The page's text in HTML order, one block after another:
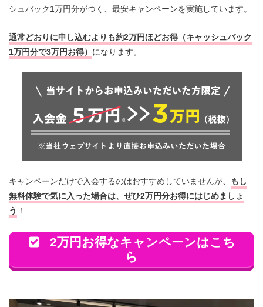
シュバック1万円分がつく、最安キャンペーンを実施しています。
通常どおりに申し込むよりも約2万円ほどお得（キャッシュバック
1万円分で3万円お得） になります。
キャンペーンだけで入会するのはおすすめしていませんが、
もし
無料体験で気に入った場合は、ぜひ2万円分お得にはじめましょ
う ！
2万円お得なキャンペーンはこち
ら